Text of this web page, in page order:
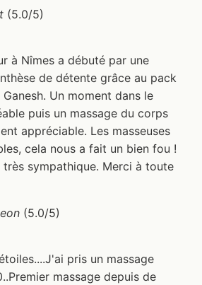
(5.0/5)
à Nîmes a débuté par une
de détente grâce au pack
Un moment dans le
puis un massage du corps
appréciable. Les masseuses
cela nous a fait un bien fou !
très sympathique. Merci à toute
(5.0/5)
pris un massage
massage depuis de